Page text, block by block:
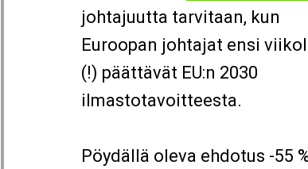
johtajuutta tarvitaan, kun
Euroopan johtajat ensi
(!) päättävät EU:n 2030
ilmastotavoitteesta.
Pöydällä oleva ehdotus -55